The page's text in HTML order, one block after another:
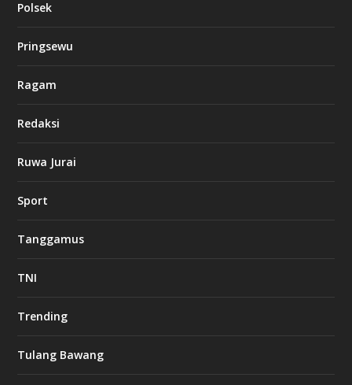
Polsek
Pringsewu
Ragam
Redaksi
Ruwa Jurai
Sport
Tanggamus
TNI
Trending
Tulang Bawang